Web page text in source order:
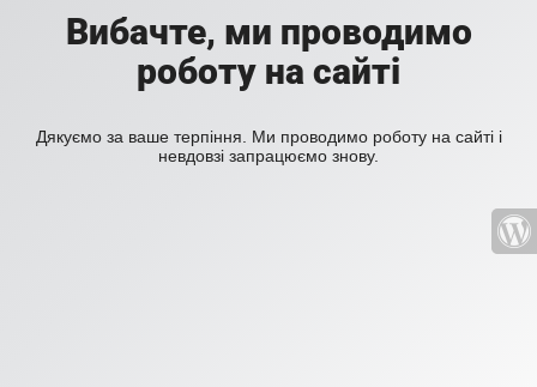
Вибачте, ми проводимо
роботу на сайті
Дякуємо за ваше терпіння. Ми проводимо роботу на сайті і
невдовзі запрацюємо знову.